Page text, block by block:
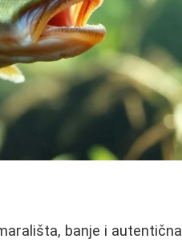
banje i autentična